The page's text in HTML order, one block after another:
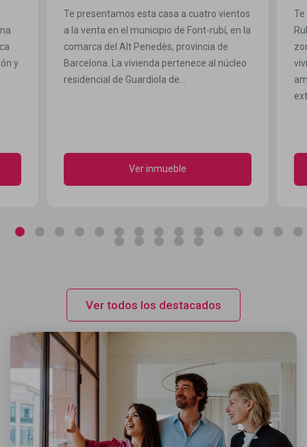
en la
Te presentamos este dúplex en venta en
Rubí, ubicado en una finca pequeña, en una
zona tranquila y bien comunicada. Una
vivienda ideal para quienes buscan
amplitud, comodidad y espacios
Ver inmueble
Ver todos los destacados